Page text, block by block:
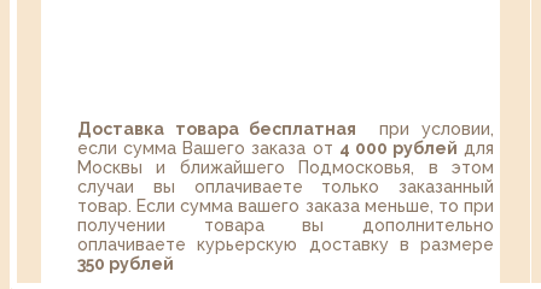
Доставка товара бесплатная при условии,
если сумма Вашего заказа от 4 000 рублей для
Москвы и ближайшего Подмосковья, в этом
случаи вы оплачиваете только заказанный
товар. Если сумма вашего заказа меньше, то при
получении товара вы дополнительно
оплачиваете курьерскую доставку в размере
350 рублей